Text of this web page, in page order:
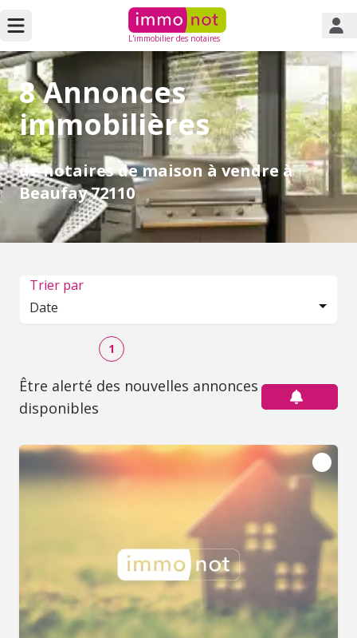
L'immobilier des notaires
8 Annonces
immobilières
de notaires de maison à vendre à
Beaufay 72110
Trier par
Date
1
Être alerté des nouvelles annonces
disponibles